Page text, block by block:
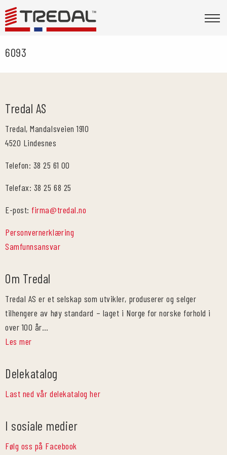
6093
Tredal AS
Tredal, Mandalsveien 1910
4520 Lindesnes
Telefon: 38 25 61 00
Telefax: 38 25 68 25
E-post:firma@tredal.no
Personvernerklæring
Samfunnsansvar
Om Tredal
Tredal AS er et selskap som utvikler, produserer og selger
tilhengere av høy standard – laget i Norge for norske forhold i
over 100 år…
Les mer
Delekatalog
Last ned vår delekatalog her
I sosiale medier
Følg oss på Facebook